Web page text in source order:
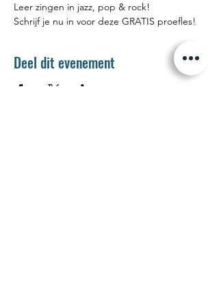
Leer zingen in jazz, pop & rock!
Schrijf je nu in voor deze GRATIS proefles!
Deel dit evenement